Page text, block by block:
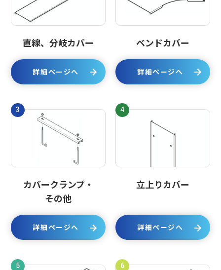
直線、分岐カバー
詳細ページへ
ベンドカバー
詳細ページへ
3
カバークランプ・
その他
詳細ページへ
4
立上りカバー
詳細ページへ
5 6